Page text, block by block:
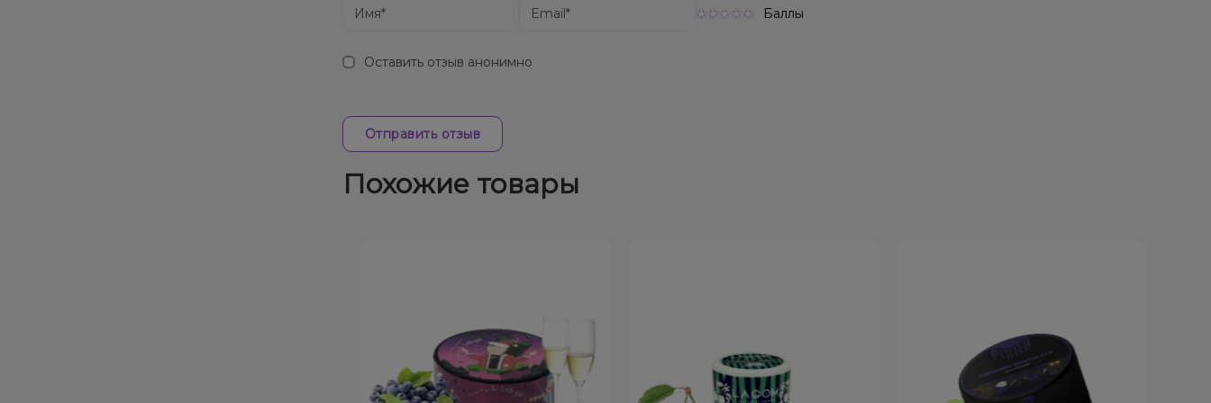
Баллы
Оставить отзыв анонимно
Отправить отзыв
Похожие товары